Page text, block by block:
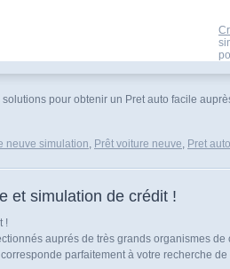
pour obtenir un Pret auto facile
neuve simulation, Prêt voiture neuve, Pret
et simulation de crédit !
!
auprés de très grands organismes
parfaitement à votre recherche de